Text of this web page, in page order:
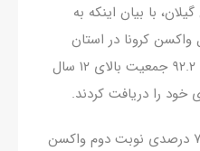
با بیان اینکه به
واکسن کرونا در استان
نزدیک می شویم، گفت: تاکنون ۹۲.۲ جمعیت بالای ۱۲ سال
خود را دریافت کردند.
مهرابیان با اشاره به تزریق ۷۸.۲ درصدی نوبت دوم واکسن